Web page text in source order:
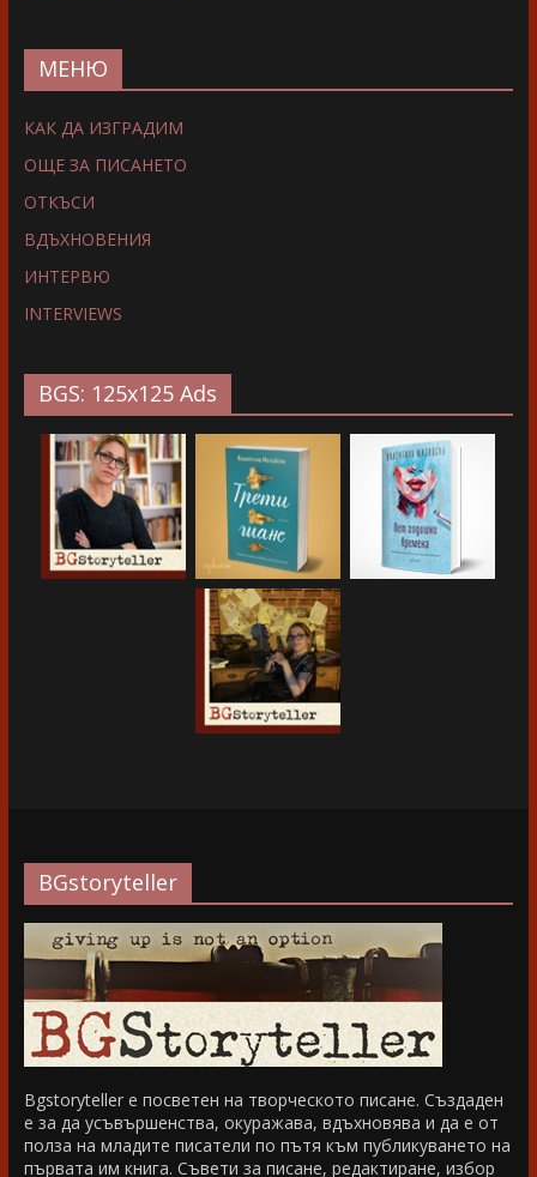
МЕНЮ
КАК ДА ИЗГРАДИМ
ОЩЕ ЗА ПИСАНЕТО
ОТКЪСИ
ВДЪХНОВЕНИЯ
ИНТЕРВЮ
INTERVIEWS
BGS: 125x125 Ads
BGstoryteller
Bgstoryteller е посветен на творческото писане. Създаден
е за да усъвършенства, окуражава, вдъхновява и да е от
полза на младите писатели по пътя към публикуването на
първата им книга. Съвети за писане, редактиране, избор